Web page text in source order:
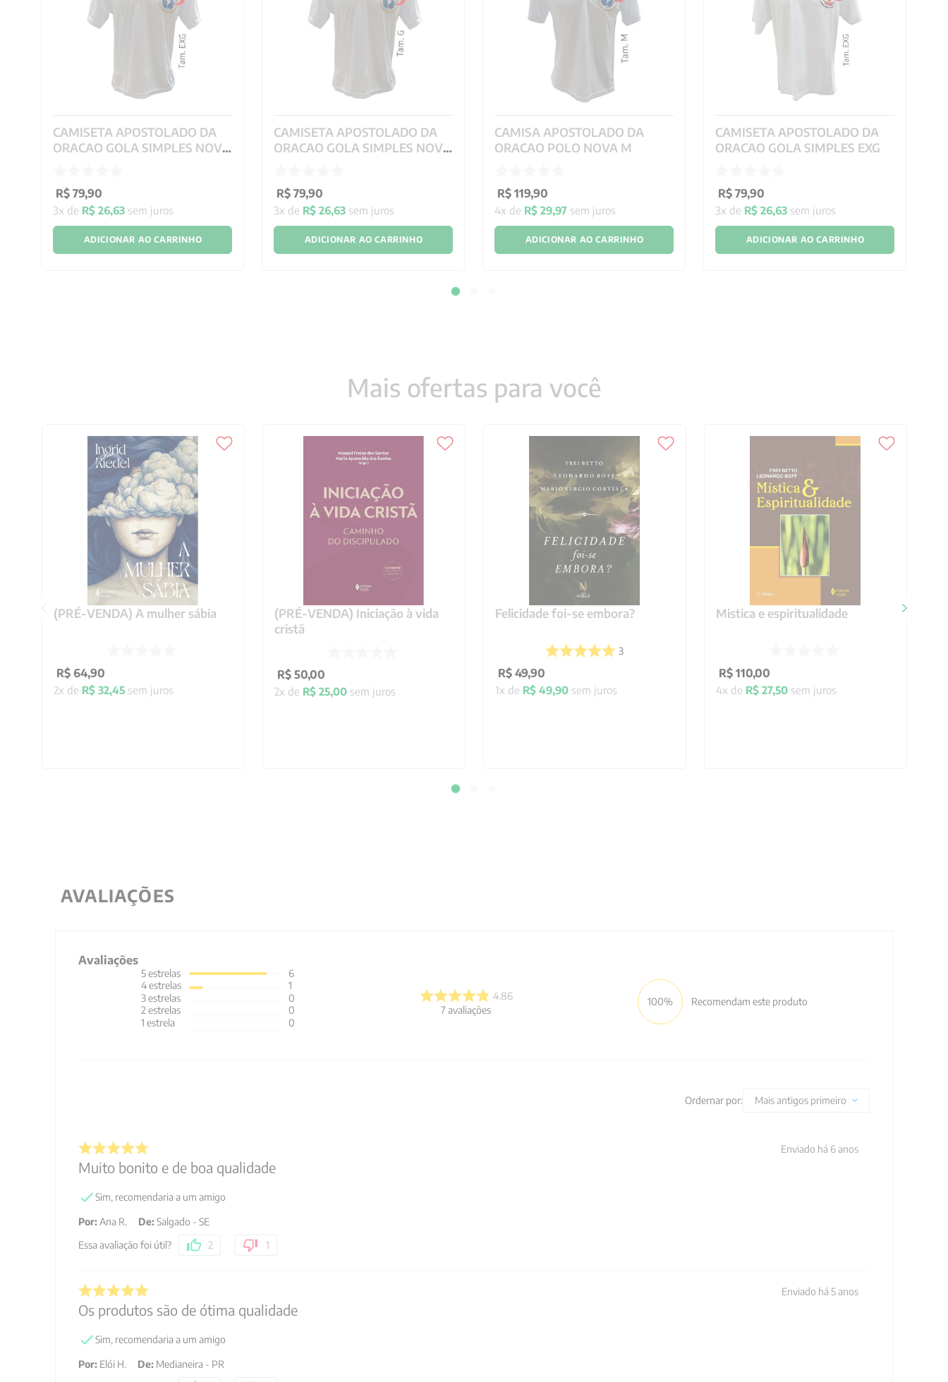
CAMISETA APOSTOLADO DA
ORACAO GOLA SIMPLES NOVA
R$ 79,90
3x de R$ 26,63 sem juros
ADICIONAR AO CARRINHO
CAMISETA APOSTOLADO DA
ORACAO GOLA SIMPLES NOVA
R$ 79,90
3x de R$ 26,63 sem juros
ADICIONAR AO CARRINHO
CAMISA APOSTOLADO DA
ORACAO POLO NOVA M
R$ 119,90
4x de R$ 29,97 sem juros
ADICIONAR AO CARRINHO
CAMISETA APOSTOLADO DA
ORACAO GOLA SIMPLES EXG
R$ 79,90
3x de R$ 26,63 sem juros
ADICIONAR AO CARRINHO
Mais ofertas para você
(PRÉ-VENDA) A mulher sábia
R$ 64,90
2x de R$ 32,45sem juros
(PRÉ-VENDA) Iniciação à vida
cristã
R$ 50,00
2x de R$ 25,00sem juros
Felicidade foi-se embora?
3
R$ 49,90
1x de R$ 49,90sem juros
Mistica e espiritualidade
R$ 110,00
4x de R$ 27,50sem juros
AVALIAÇÕES
Avaliações
5estrelas
4estrelas
3estrelas
2 estrelas
1 estrela
6
1
0
0
0
4.86
7 avaliações
100% Recomendam este produto
Ordernar por: Mais antigos primeiro
Enviado há 6 anos
Muito bonito e de boa qualidade
Sim, recomendaria a um amigo
Por:Ana R. De:Salgado - SE
Essa avaliação foi útil?
2 1
Enviado há 5 anos
Os produtos são de ótima qualidade
Sim, recomendaria a um amigo
Por: Elói H. De: Medianeira - PR